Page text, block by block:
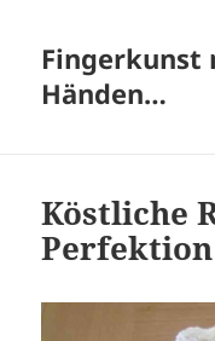
Fingerkunst
Händen…
Köstliche